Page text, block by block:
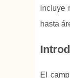
incluye
hasta
El